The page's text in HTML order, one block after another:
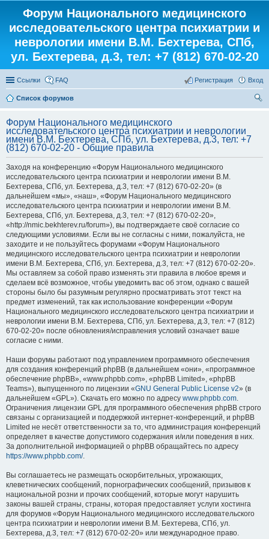
Форум Национального медицинского
исследовательского центра психиатрии и
неврологии имени В.М. Бехтерева, СПб,
ул. Бехтерева, д.3, тел: +7 (812) 670-02-20
Ссылки FAQ Вход
Регистрация
Список форумов
Форум Национального медицинского
исследовательского центра психиатрии и неврологии
имени В.М. Бехтерева, СПб, ул. Бехтерева, д.3, тел: +7
(812) 670-02-20 - Общие правила
Заходя на конференцию «Форум Национального медицинского
исследовательского центра психиатрии и неврологии имени В.М.
Бехтерева, СПб, ул. Бехтерева, д.3, тел: +7 (812) 670-02-20» (в
дальнейшем «мы», «наш», «Форум Национального медицинского
исследовательского центра психиатрии и неврологии имени В.М.
Бехтерева, СПб, ул. Бехтерева, д.3, тел: +7 (812) 670-02-20»,
«http://nmic.bekhterev.ru/forum»), вы подтверждаете своё согласие со
следующими условиями. Если вы не согласны с ними, пожалуйста, не
заходите и не пользуйтесь форумами «Форум Национального
медицинского исследовательского центра психиатрии и неврологии
имени В.М. Бехтерева, СПб, ул. Бехтерева, д.3, тел: +7 (812) 670-02-20».
Мы оставляем за собой право изменять эти правила в любое время и
сделаем всё возможное, чтобы уведомить вас об этом, однако с вашей
стороны было бы разумным регулярно просматривать этот текст на
предмет изменений, так как использование конференции «Форум
Национального медицинского исследовательского центра психиатрии и
неврологии имени В.М. Бехтерева, СПб, ул. Бехтерева, д.3, тел: +7 (812)
670-02-20» после обновления/исправления условий означает ваше
согласие с ними.
Наши форумы работают под управлением программного обеспечения
для создания конференций phpBB (в дальнейшем «они», «программное
обеспечение phpBB», «www.phpbb.com», «phpBB Limited», «phpBB
Teams»), выпущенного по лицензии «GNU General Public License v2» (в
дальнейшем «GPL»). Скачать его можно по адресу www.phpbb.com.
Ограничения лицензии GPL для программного обеспечения phpBB строго
связаны с организацией и поддержкой интернет-конференций, и phpBB
Limited не несёт ответственности за то, что администрация конференций
определяет в качестве допустимого содержания и/или поведения в них.
За дополнительной информацией о phpBB обращайтесь по адресу
https://www.phpbb.com/.
Вы соглашаетесь не размещать оскорбительных, угрожающих,
клеветнических сообщений, порнографических сообщений, призывов к
национальной розни и прочих сообщений, которые могут нарушить
законы вашей страны, страны, которая предоставляет услуги хостинга
для форумов «Форум Национального медицинского исследовательского
центра психиатрии и неврологии имени В.М. Бехтерева, СПб, ул.
Бехтерева, д.3, тел: +7 (812) 670-02-20» или международное право.